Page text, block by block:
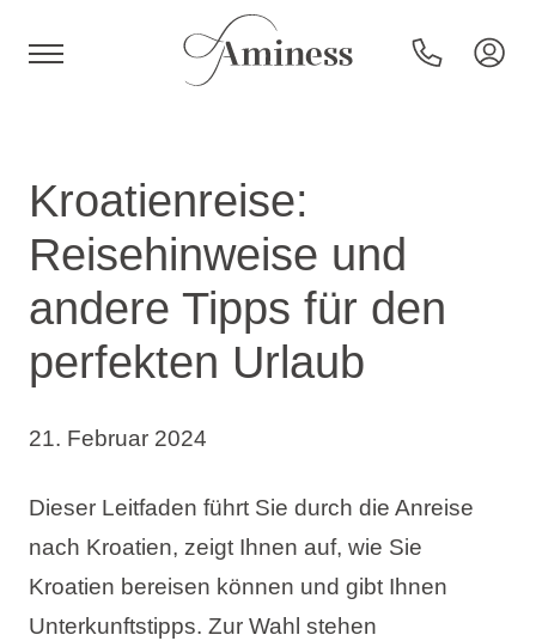
Hotels und Resorts
Campingplätze
Sonderangebote
Reiseziele
Urlaubsarten
Kroatienreise:
Reisehinweise und
andere Tipps für den
perfekten Urlaub
21. Februar 2024
Dieser Leitfaden führt Sie durch die Anreise
nach Kroatien, zeigt Ihnen auf, wie Sie
Kroatien bereisen können und gibt Ihnen
Unterkunftstipps. Zur Wahl stehen